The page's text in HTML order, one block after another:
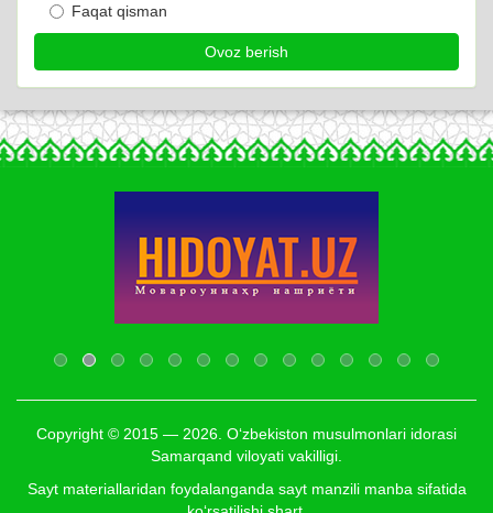
Faqat qisman
Copyright © 2015 — 2026. O‘zbekiston musulmonlari idorasi
Samarqand viloyati vakilligi.
Sayt materiallaridan foydalanganda sayt manzili manba sifatida